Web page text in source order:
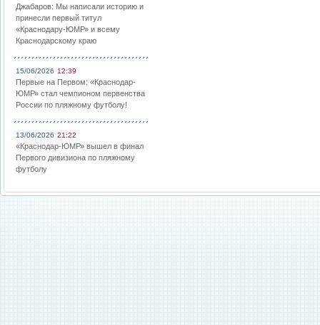
Джабаров: Мы написали историю и
принесли первый титул
«Краснодару-ЮМР» и всему
Краснодарскому краю
15/06/2026 12:39
Первые на Первом: «Краснодар-
ЮМР» стал чемпионом первенства
России по пляжному футболу!
13/06/2026 21:22
«Краснодар-ЮМР» вышел в финал
Первого дивизиона по пляжному
футболу